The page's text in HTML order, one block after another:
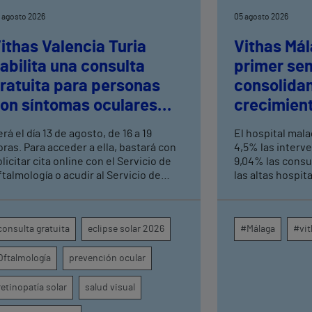
agosto 2026
Valencia Turia
una consulta
para personas
síntomas oculares
el eclipse solar
el día 13 de agosto, de 16 a 19
Para acceder a ella, bastará con
cita online con el Servicio de
o acudir al Servicio de
gratuita eclipse solar 2026
prevención ocular
solar salud visual
05 agosto 2026
Vithas
primer
consultas
altas
El hospital
4,5% las
9,04% las
las altas
centros
provincia
#Málaga